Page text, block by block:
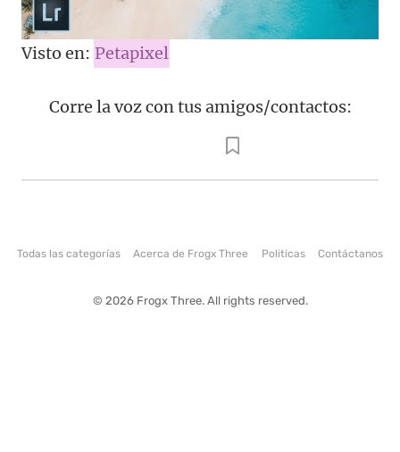
Visto en: Petapixel
Corre la voz con tus amigos/contactos:
Todas las categorías Acerca de Frogx Three Politicas Contáctanos
© 2026 Frogx Three. All rights reserved.